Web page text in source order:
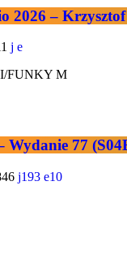
2026 –
77
193 10